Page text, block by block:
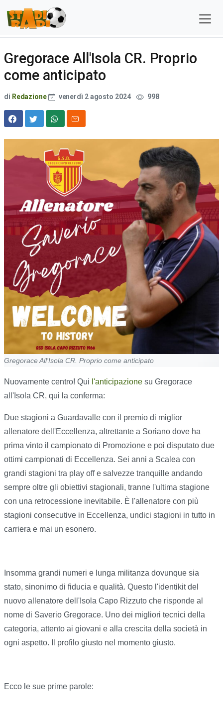
Gregorace All'Isola CR. Proprio
come anticipato
di Redazione venerdì 2 agosto 2024 998
Gregorace All'Isola CR. Proprio come anticipato
Nuovamente centro! Qui l'anticipazione su Gregorace
all'Isola CR, qui la conferma:
Due stagioni a Guardavalle con il premio di miglior
allenatore dell'Eccellenza, altrettante a Soriano dove ha
prima vinto il campionato di Promozione e poi disputato due
ottimi campionati di Eccellenza. Sei anni a Scalea con
grandi stagioni tra play off e salvezze tranquille andando
sempre oltre gli obiettivi stagionali, tranne l'ultima stagione
con una retrocessione inevitabile. È l'allenatore con più
stagioni consecutive in Eccellenza, undici stagioni in tutto in
carriera e mai un esonero.
Insomma grandi numeri e lunga militanza dovunque sia
stato, sinonimo di fiducia e qualità. Questo l'identikit del
nuovo allenatore dell'Isola Capo Rizzuto che risponde al
nome di Saverio Gregorace. Uno dei migliori tecnici della
categoria, attento ai giovani e alla crescita della società in
ogni aspetto. Il profilo giusto nel momento giusto.
Ecco le sue prime parole: